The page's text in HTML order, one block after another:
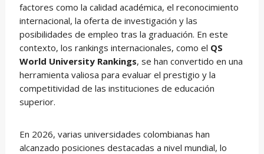
factores como la calidad académica, el reconocimiento
internacional, la oferta de investigación y las
posibilidades de empleo tras la graduación. En este
contexto, los rankings internacionales, como el QS
World University Rankings, se han convertido en una
herramienta valiosa para evaluar el prestigio y la
competitividad de las instituciones de educación
superior.
En 2026, varias universidades colombianas han
alcanzado posiciones destacadas a nivel mundial, lo